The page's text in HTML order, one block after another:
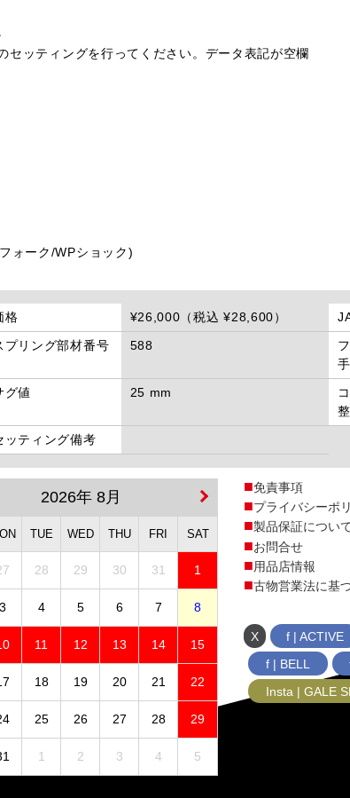
ッティングを行ってください。データ表記が空欄
ォーク/WPショック)
格 ¥26,000（税込 ¥28,600）
プリング部材番号 588
グ値 25 mm
整
ッティング備考
2026年 8月
TUE WED THU FRI SAT
28 29 30 31 1
3 4 5 6 7 8
11 12 13 14 15
18 19 20 21 22
25 26 27 28 29
1 2 3 4 5
免責事項
プライバシーポ
製品保証につい
お問合せ
用品店情報
古物営業法に基
X f | ACTIVE
f | BELL
Insta | GALE